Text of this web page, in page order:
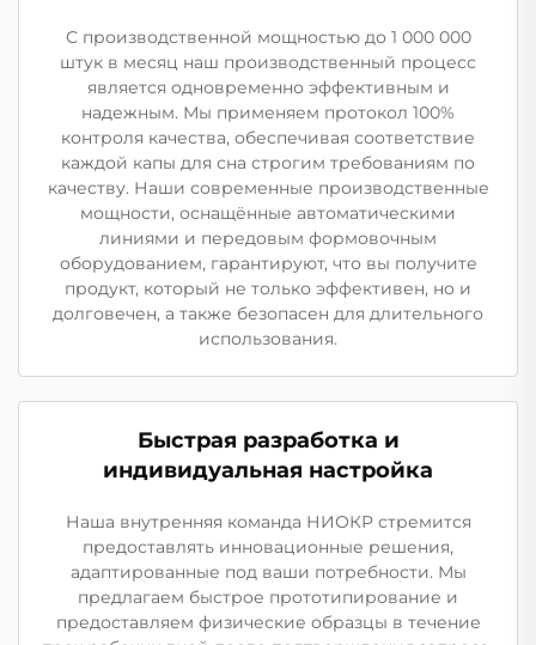
С производственной мощностью до 1 000 000
штук в месяц наш производственный процесс
является одновременно эффективным и
надежным. Мы применяем протокол 100%
контроля качества, обеспечивая соответствие
каждой капы для сна строгим требованиям по
качеству. Наши современные производственные
мощности, оснащённые автоматическими
линиями и передовым формовочным
оборудованием, гарантируют, что вы получите
продукт, который не только эффективен, но и
долговечен, а также безопасен для длительного
использования.
Быстрая разработка и
индивидуальная настройка
Наша внутренняя команда НИОКР стремится
предоставлять инновационные решения,
адаптированные под ваши потребности. Мы
предлагаем быстрое прототипирование и
предоставляем физические образцы в течение